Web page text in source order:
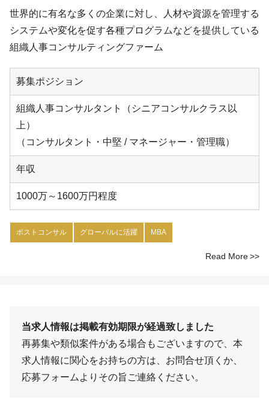
世界的に有名な多くの企業に対し、人材や資源を管理する
システムや変化を促す各種プログラムなどを提供している
組織人事コンサルティングファーム
募集ポジション
組織人事コンサルタント（シニアコンサルクラス以
上）
（コンサルタント・中堅 / マネージャー・管理職）
年収
1000万～1600万円程度
ポストコンサル グローバルに活躍 MBA
Read More
当求人情報は掲載有効期限が経過致しました
再募集や類似案件がある場合もございますので、本
求人情報に関心をお持ちの方は、 お問合せ頂くか、
応募フォーム よりその旨ご連絡ください。